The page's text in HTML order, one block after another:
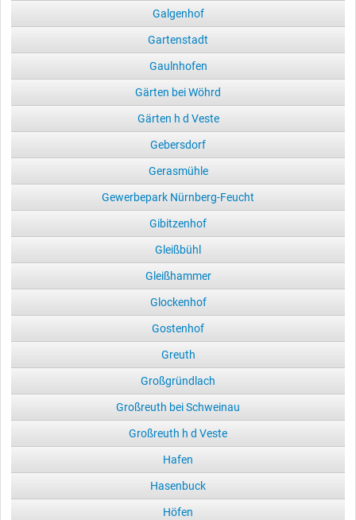
Galgenhof
Gartenstadt
Gaulnhofen
Gärten bei Wöhrd
Gärten h d Veste
Gebersdorf
Gerasmühle
Gewerbepark Nürnberg-Feucht
Gibitzenhof
Gleißbühl
Gleißhammer
Glockenhof
Gostenhof
Greuth
Großgründlach
Großreuth bei Schweinau
Großreuth h d Veste
Hafen
Hasenbuck
Höfen